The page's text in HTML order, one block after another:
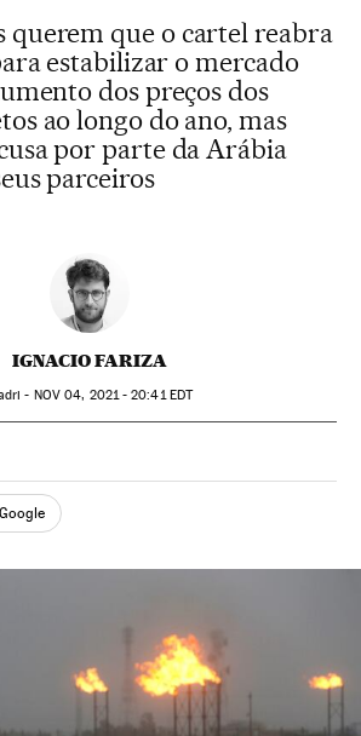
que o cartel reabra
estabilizar o mercado
dos preços dos
ao longo do ano, mas
por parte da Arábia
parceiros
IGNACIO FARIZA
- NOV 04, 2021 - 20:41EDT
en TwitterRedes Sociales